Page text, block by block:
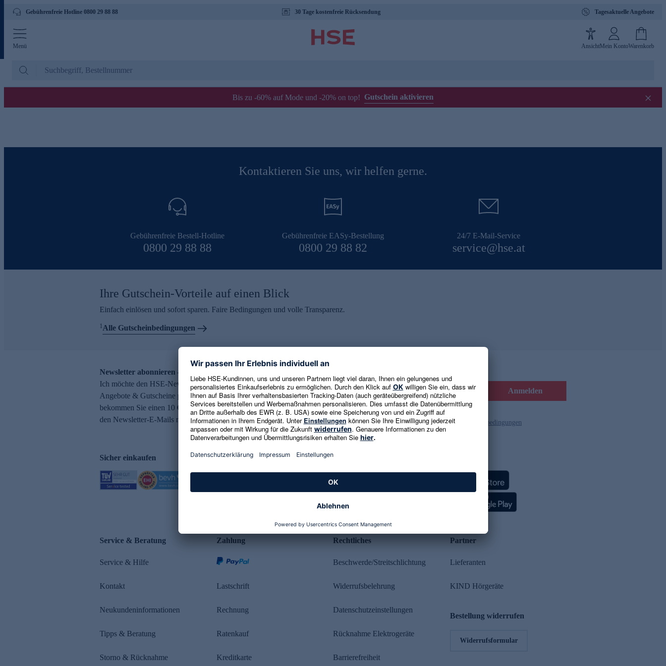
Gebührenfreie Hotline 0800 29 88 88 30 Tage kostenfreie Rücksendung Tagesaktuelle Angebote
Menü AnsichtMein KontoWarenkorb
Bis zu -60% auf Mode und -20% on top! Gutschein aktivieren
Kontaktieren Sie uns, wir helfen gerne.
Gebührenfreie Bestell-Hotline
0800 29 88 88
Gebührenfreie EASy-Bestellung
0800 29 88 82
24/7 E-Mail-Service
service@hse.at
Ihre Gutschein-Vorteile auf einen Blick
Einfach einlösen und sofort sparen. Faire Bedingungen und volle Transparenz.
1Alle Gutscheinbedingungen
Newsletter abonnieren – 10 € Gutschein erhalten
Ich möchte den HSE-Newsletter abonnieren und aktuelle Trends,
Angebote & Gutscheine per E-Mail erhalten. Als Dankeschön
bekommen Sie einen 10 € Gutschein. Eine Abmeldung ist jederzeit in
den Newsletter-E-Mails möglich.
E-Mail-Adresse eingeben Anmelden
Es gelten die Datenschutzrichtlinienund die Gutscheinbedingungen
Sicher einkaufen Kundenbewertung
Service & Beratung
Service & Hilfe
Kontakt
Neukundeninformationen
Tipps & Beratung
Storno & Rücknahme
Zahlung
Lastschrift
Rechnung
Ratenkauf
Kreditkarte
Rechtliches
Beschwerde/Streitschlichtung
Widerrufsbelehrung
Datenschutzeinstellungen
Rücknahme Elektrogeräte
Barrierefreiheit
Partner
Lieferanten
KIND Hörgeräte
Bestellung widerrufen
Widerrufsformular